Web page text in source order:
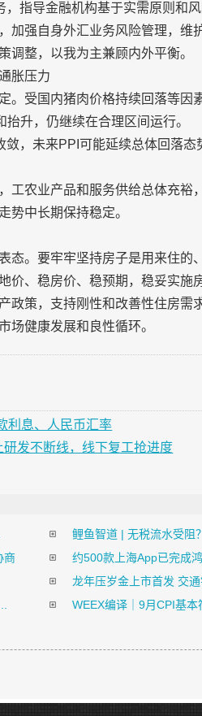
，指导金融机构基于实需原则和
加强自身外汇业务风险管理，维
调整，以我为主兼顾内外平衡。
胀压力
。受国内猪肉价格持续回落等因
升，仍继续在合理区间运行。
，未来PPI可能延续总体回落态
工农业产品和服务供给总体充裕
势中长期保持稳定。
态。要牢牢坚持房子是用来住的
价、稳房价、稳预期，稳妥实施
政策，支持刚性和改善性住房需
场健康发展和良性循环。
利息、人民币汇率
发不断线，线下复工抢进度
鲤鱼智道 | 无税流水受阻
商
约500款上海App已完成
龙年压岁金上市首发 交
​WEEX编译｜9月CPI基本